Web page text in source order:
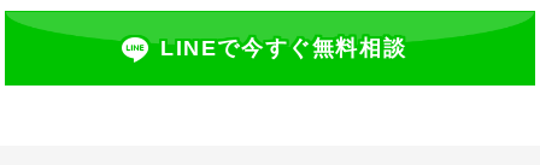
LINEで今すぐ無料相談